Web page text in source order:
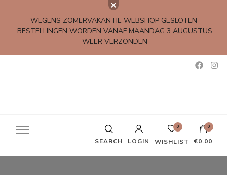
WEGENS ZOMERVAKANTIE WEBSHOP GESLOTEN
BESTELLINGEN WORDEN VANAF MAANDAG 3 AUGUSTUS
WEER VERZONDEN
SEARCH LOGIN
0
WISHLIST
0
€0.00